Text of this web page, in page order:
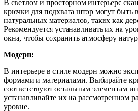
В светлом и просторном интерьере
крючки для подхвата штор могут быть
натуральных материалов, таких как
Рекомендуется устанавливать их на
окна, чтобы сохранить атмосферу
Модерн:
В интерьере в стиле модерн можно
формами и материалами. Выбирайте
соответствуют остальным элементам
устанавливайте их на рассмотренном
уровне.